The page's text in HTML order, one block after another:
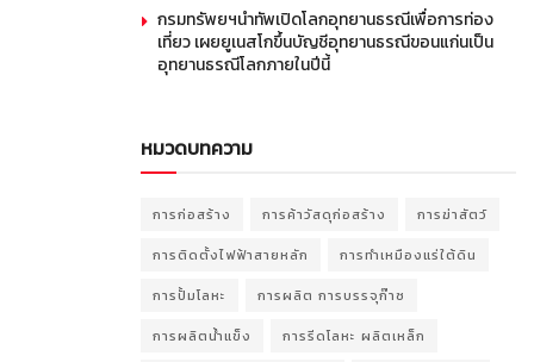
กรมทรัพยฯนำทัพเปิดโลกอุทยานธรณีเพื่อการท่อง
เที่ยว เผยยูเนสโกขึ้นบัญชีอุทยานธรณีขอนแก่นเป็น
อุทยานธรณีโลกภายในปีนี้
หมวดบทความ
การก่อสร้าง การค้าวัสดุก่อสร้าง การฆ่าสัตว์
การติดตั้งไฟฟ้าสายหลัก การทำเหมืองแร่ใต้ดิน
การปั้มโลหะ การผลิต การบรรจุก๊าซ
การผลิตน้ำแข็ง การรีดโลหะ ผลิตเหล็ก